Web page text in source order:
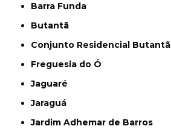
Barra Funda
Butantã
Conjunto Residencial Butantã
Freguesia do Ó
Jaguaré
Jaraguá
Jardim Adhemar de Barros